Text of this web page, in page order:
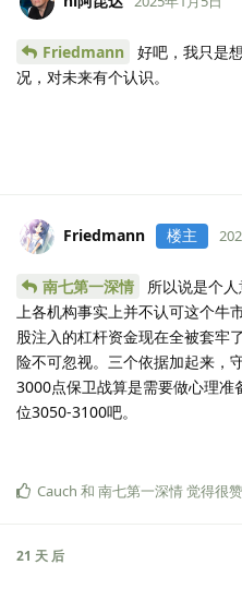
Friedmann
好吧，我只是
况，对未来有个认识。
Friedmann 楼主
南七第一深情
所以说是个
上各机构事实上并不认可这个牛
股注入的杠杆资金现在全被套牢
险不可忽视。三个依据加起来，
3000点保卫战算是需要做心理准
位3050-3100吧。
Cauch 和 南七第一深情觉得很赞
21 天 后